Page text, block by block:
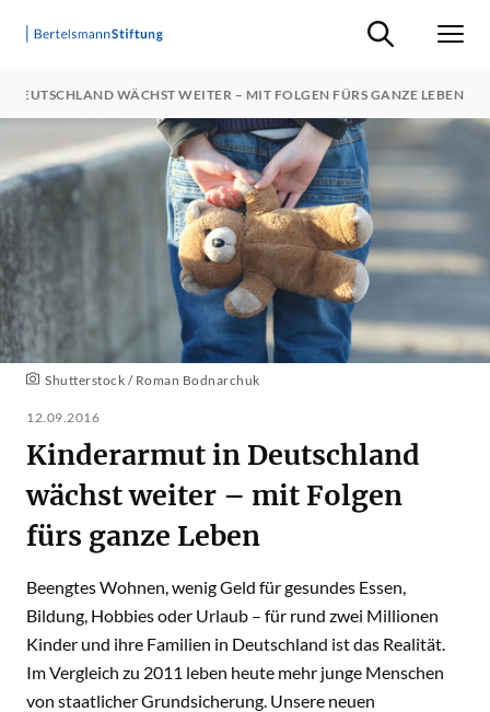
Suche ein-/
DEUTSCHLAND WÄCHST WEITER – MIT FOLGEN FÜRS GANZE LEBEN
Shutterstock / Roman Bodnarchuk
12.09.2016
Kinderarmut in Deutschland
wächst weiter – mit Folgen
fürs ganze Leben
Beengtes Wohnen, wenig Geld für gesundes Essen,
Bildung, Hobbies oder Urlaub – für rund zwei Millionen
Kinder und ihre Familien in Deutschland ist das Realität.
Im Vergleich zu 2011 leben heute mehr junge Menschen
von staatlicher Grundsicherung. Unsere neuen